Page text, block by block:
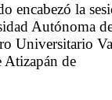
encabezó la
Autónoma
Universitario
de